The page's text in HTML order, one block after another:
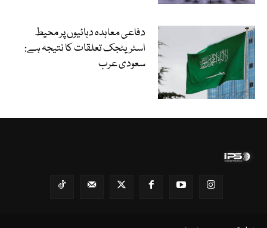
دفاعی معاہدہ دہائیوں پر محیط
اسٹریٹجک تعلقات کا نتیجہ ہے:
سعودی عرب